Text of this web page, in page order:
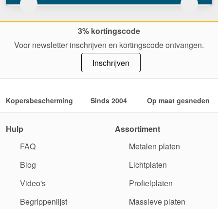
3% kortingscode
Voor newsletter inschrijven en kortingscode ontvangen.
Inschrijven
Kopersbescherming Sinds 2004 Op maat gesneden
Hulp
FAQ
Blog
Video's
Begrippenlijst
Assortiment
Metalen platen
Lichtplaten
Profielplaten
Massieve platen